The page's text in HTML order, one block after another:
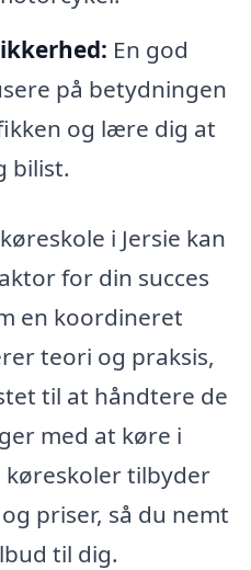
En god
på betydningen
og lære dig at
bilist.
i Jersie kan
for din succes
en koordineret
teori og praksis,
til at håndtere de
med at køre i
tilbyder
priser, så du nemt
til dig.